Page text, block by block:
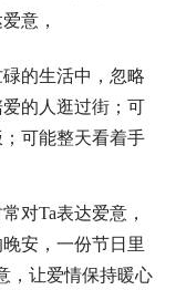
意，
的生活中，忽略
的人逛过街；可
可能整天看着手
对Ta表达爱意，
安，一份节日里
，让爱情保持暖心